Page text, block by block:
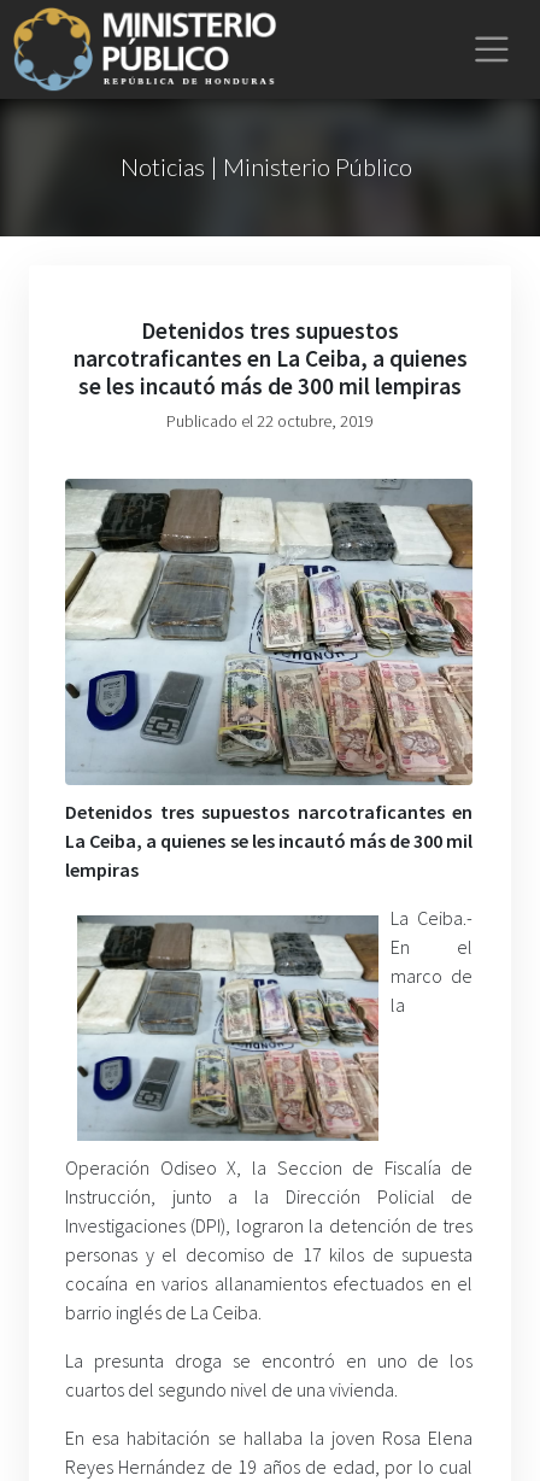
Noticias | Ministerio Público
Detenidos tres supuestos
narcotraficantes en La Ceiba, a quienes
se les incautó más de 300 mil lempiras
Publicado el 22 octubre, 2019
Detenidos tres supuestos narcotraficantes en
La Ceiba, a quienes se les incautó más de 300 mil
lempiras
La Ceiba.-
En el
marco de
la
Operación Odiseo X, la Seccion de Fiscalía de
Instrucción, junto a la Dirección Policial de
Investigaciones (DPI), lograron la detención de tres
personas y el decomiso de 17 kilos de supuesta
cocaína en varios allanamientos efectuados en el
barrio inglés de La Ceiba.
La presunta droga se encontró en uno de los
cuartos del segundo nivel de una vivienda.
En esa habitación se hallaba la joven Rosa Elena
Reyes Hernández de 19 años de edad, por lo cual